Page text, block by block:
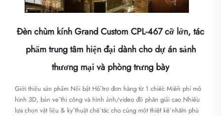
Đèn chùm kính Grand Custom CPL-467 cỡ lớn, tác
phẩm trung tâm hiện đại dành cho dự án sảnh
thương mại và phòng trưng bày
Giới thiệu sản phẩm Nổi bật Hỗ trợ đơn hàng từ 1 chiếc Miễn phí mô
hình 3D, bản vẽ thi công và hình ảnh/video độ phân giải cao Nhiều
lựa chọn vật liệu & kỹ thuật chế tác cho cùng một thiết kế nhằm phù